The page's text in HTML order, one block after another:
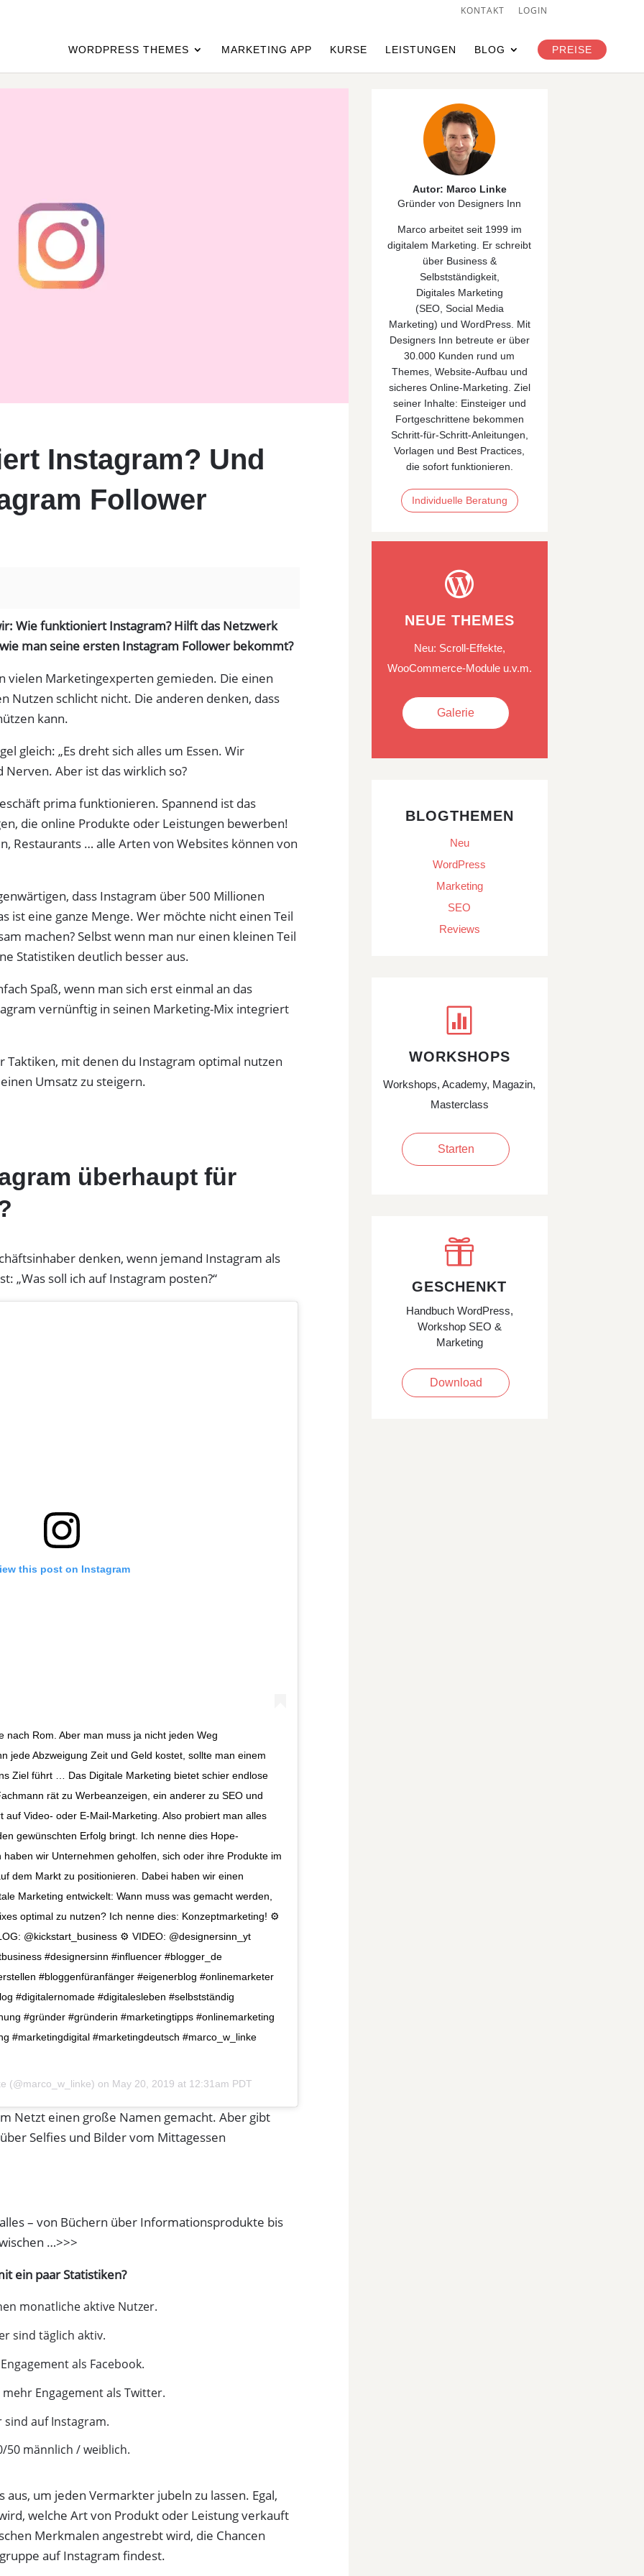
KONTAKT LOGIN
WORDPRESS THEMES MARKETING APP KURSE LEISTUNGEN BLOG PREISE
Instagram? Und
Follower
Wie funktioniert Instagram? Hilft das Netzwerk
man seine ersten Instagram Follower bekommt?
vielen Marketingexperten gemieden. Die einen
Nutzen schlicht nicht. Die anderen denken, dass
kann.
gleich: „Es dreht sich alles um Essen. Wir
Aber ist das wirklich so?
prima funktionieren. Spannend ist das
die online Produkte oder Leistungen bewerben!
Restaurants … alle Arten von Websites können von
dass Instagram über 500 Millionen
ist eine ganze Menge. Wer möchte nicht einen Teil
machen? Selbst wenn man nur einen kleinen Teil
Statistiken deutlich besser aus.
Spaß, wenn man sich erst einmal an das
vernünftig in seinen Marketing-Mix integriert
Taktiken, mit denen du Instagram optimal nutzen
Umsatz zu steigern.
überhaupt für
denken, wenn jemand Instagram als
„Was soll ich auf Instagram posten?“
this post on Instagram
nach Rom. Aber man muss ja nicht jeden Weg
jede Abzweigung Zeit und Geld kostet, sollte man einem
Ziel führt … Das Digitale Marketing bietet schier endlose
rät zu Werbeanzeigen, ein anderer zu SEO und
auf Video- oder E-Mail-Marketing. Also probiert man alles
gewünschten Erfolg bringt. Ich nenne dies Hope-
wir Unternehmen geholfen, sich oder ihre Produkte im
dem Markt zu positionieren. Dabei haben wir einen
Marketing entwickelt: Wann muss was gemacht werden,
optimal zu nutzen? Ich nenne dies: Konzeptmarketing! ⚙️
@kickstart_business ⚙️ VIDEO: @designersinn_yt
#designersinn #influencer #blogger_de
#bloggenfüranfänger #eigenerblog #onlinemarketer
#digitalernomade #digitalesleben #selbstständig
#gründer #gründerin #marketingtipps #onlinemarketing
#marketingdigital #marketingdeutsch #marco_w_linke
(@marco_w_linke) on May 20, 2019 at 12:31am PDT
Netzt einen große Namen gemacht. Aber gibt
Selfies und Bilder vom Mittagessen
– von Büchern über Informationsprodukte bis
…>>>
ein paar Statistiken?
monatliche aktive Nutzer.
sind täglich aktiv.
als Facebook.
Engagement als Twitter.
sind auf Instagram.
50 männlich / weiblich.
um jeden Vermarkter jubeln zu lassen. Egal,
welche Art von Produkt oder Leistung verkauft
Merkmalen angestrebt wird, die Chancen
auf Instagram findest.
Autor: Marco Linke
Gründer von Designers Inn
Marco arbeitet seit 1999 im
digitalem Marketing. Er schreibt
über Business &
Selbstständigkeit,
Digitales Marketing
(SEO, Social Media
Marketing) und WordPress. Mit
Designers Inn betreute er über
30.000 Kunden rund um
Themes, Website‑Aufbau und
sicheres Online‑Marketing. Ziel
seiner Inhalte: Einsteiger und
Fortgeschrittene bekommen
Schritt-für-Schritt-Anleitungen,
Vorlagen und Best Practices,
die sofort funktionieren.
Individuelle Beratung

NEUE THEMES
Neu: Scroll-Effekte,
WooCommerce-Module u.v.m.
Galerie
BLOGTHEMEN
Neu
WordPress
Marketing
SEO
Reviews

WORKSHOPS
Workshops, Academy, Magazin,
Masterclass
Starten

GESCHENKT
Handbuch WordPress,
Workshop SEO &
Marketing
Download